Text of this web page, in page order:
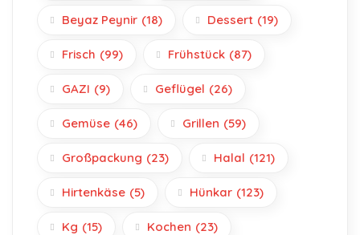
Beyaz Peynir (18) Dessert (19)
Frisch (99) Frühstück (87)
GAZI (9) Geflügel (26)
Gemüse (46) Grillen (59)
Großpackung (23) Halal (121)
Hirtenkäse (5) Hünkar (123)
Kg (15) Kochen (23)